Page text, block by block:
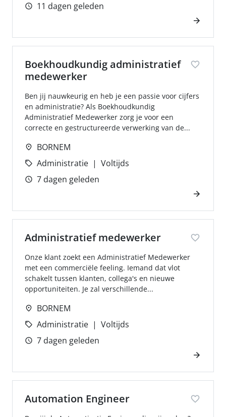
11 dagen geleden
Boekhoudkundig administratief
medewerker
Ben jij nauwkeurig en heb je een passie voor cijfers
en administratie? Als Boekhoudkundig
Administratief Medewerker zorg je voor een
correcte en gestructureerde verwerking van de...
BORNEM
Administratie
Voltijds
7 dagen geleden
Administratief medewerker
Onze klant zoekt een Administratief Medewerker
met een commerciële feeling. Iemand dat vlot
schakelt tussen klanten, collega's en nieuwe
opportuniteiten. Je zal verschillende...
BORNEM
Administratie
Voltijds
7 dagen geleden
Automation Engineer